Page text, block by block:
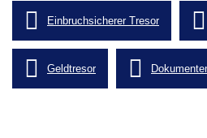
Einbruchsicherer Tresor
Geldtresor